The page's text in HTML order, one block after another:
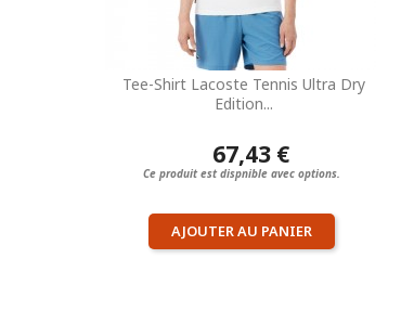
Tee-Shirt Lacoste Tennis Ultra Dry
Edition...
67,43 €
Ce produit est dispnible avec options.
AJOUTER AU PANIER